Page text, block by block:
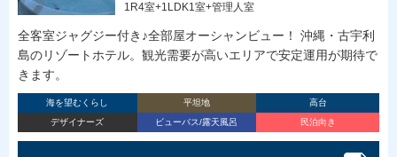
1R4室+1LDK1室+管理人室
全客室ジャグジー付き♪全部屋オーシャンビュー！ 沖縄・古宇利
島のリゾートホテル。観光需要が高いエリアで安定運用が期待で
きます。
海を望むくらし 平坦地
高台
デザイナーズ
ビューバス/露天風呂 民泊向き